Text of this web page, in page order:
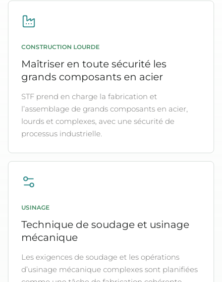
CONSTRUCTION LOURDE
Maîtriser en toute sécurité les
grands composants en acier
STF prend en charge la fabrication et
l’assemblage de grands composants en acier,
lourds et complexes, avec une sécurité de
processus industrielle.
USINAGE
Technique de soudage et usinage
mécanique
Les exigences de soudage et les opérations
d’usinage mécanique complexes sont planifiées